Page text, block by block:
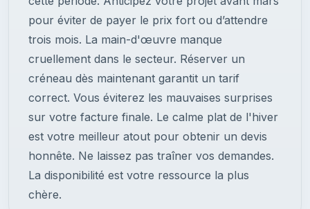
pour éviter de payer le prix fort ou d’attendre
trois mois. La main-d'œuvre manque
cruellement dans le secteur. Réserver un
créneau dès maintenant garantit un tarif
correct. Vous éviterez les mauvaises surprises
sur votre facture finale. Le calme plat de l'hiver
est votre meilleur atout pour obtenir un devis
honnête. Ne laissez pas traîner vos demandes.
La disponibilité est votre ressource la plus
chère.